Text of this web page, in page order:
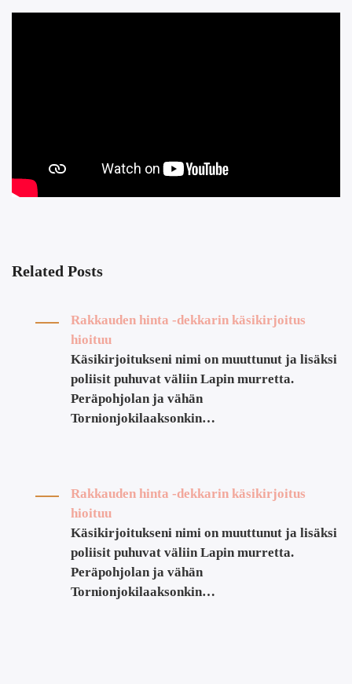
Related Posts
Rakkauden hinta -dekkarin käsikirjoitus
hioituu
Käsikirjoitukseni nimi on muuttunut ja lisäksi
poliisit puhuvat väliin Lapin murretta.
Peräpohjolan ja vähän
Tornionjokilaaksonkin…
Rakkauden hinta -dekkarin käsikirjoitus
hioituu
Käsikirjoitukseni nimi on muuttunut ja lisäksi
poliisit puhuvat väliin Lapin murretta.
Peräpohjolan ja vähän
Tornionjokilaaksonkin…